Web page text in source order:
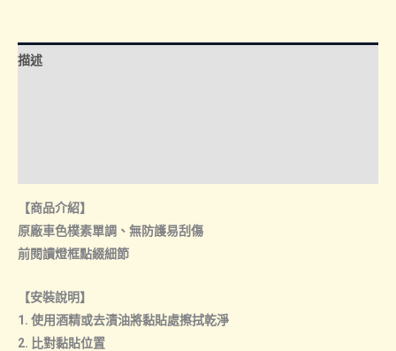
閱
數
量
描述
【商品介紹】
原廠車色樸素單調、無防護易刮傷
前閱讀燈框點綴細節
【安裝說明】
1. 使用酒精或去漬油將黏貼處擦拭乾淨
2. 比對黏貼位置